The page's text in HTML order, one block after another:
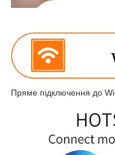
Пряме підключення до Wi-